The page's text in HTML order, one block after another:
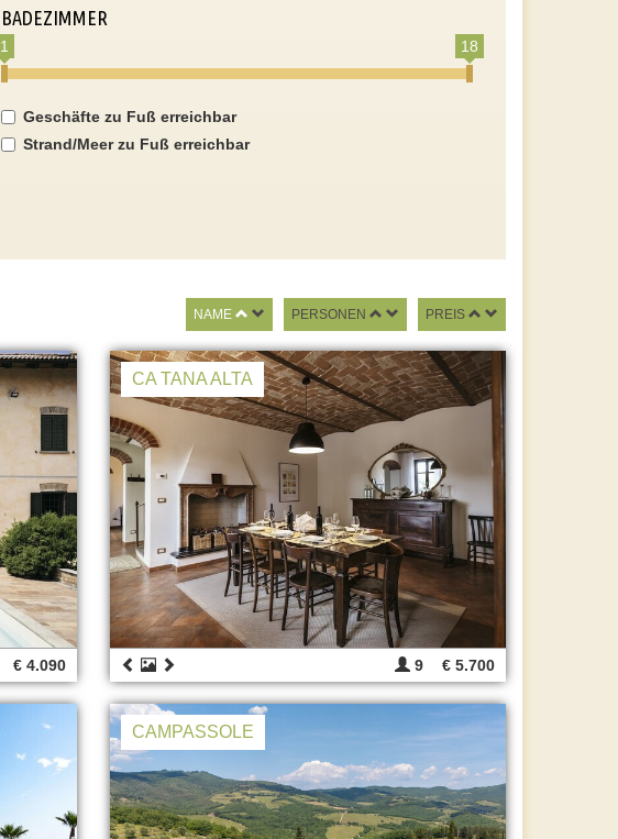
BADEZIMMER
1 18
Geschäfte zu Fuß erreichbar
Strand/Meer zu Fuß erreichbar
NAME PERSONEN PREIS
€ 4.090
CA TANA ALTA
9 € 5.700
CAMPASSOLE